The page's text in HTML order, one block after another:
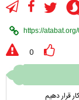
0
قرار دهیم